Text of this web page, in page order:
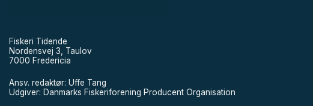
Fiskeri Tidende
Nordensvej 3, Taulov
7000 Fredericia
Ansv. redaktør: Uffe Tang
Udgiver: Danmarks Fiskeriforening Producent Organisation